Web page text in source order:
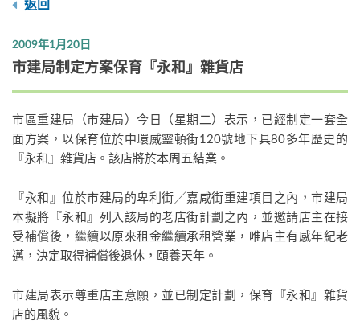
返回
2009年1月20日
市建局制定方案保育『永和』雜貨店
市區重建局（市建局）今日（星期二）表示，已經制定一套全
面方案，以保育位於中環威靈頓街120號地下具80多年歷史的
『永和』雜貨店。該店將於本周五結業。
『永和』位於市建局的卑利街╱嘉咸街重建項目之內，市建局
本擬將『永和』列入該局的老店街計劃之內，並邀請店主在接
受補償後，繼續以原來租金繼續承租營業，唯店主有感年紀老
邁，決定取得補償後退休，頤養天年。
市建局表示尊重店主意願，並已制定計劃，保育『永和』雜貨
店的風貌。